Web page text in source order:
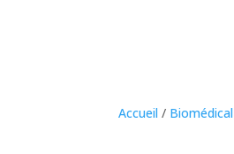
Accueil / Biomédical